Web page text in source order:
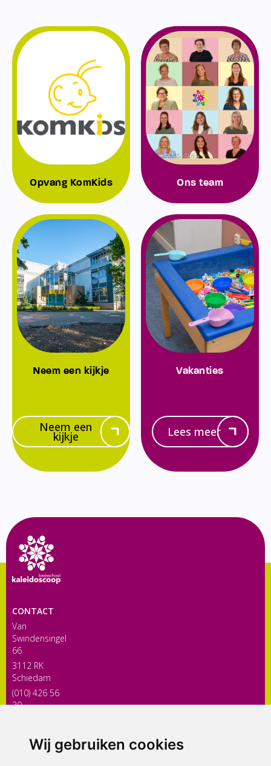
Wij gebruiken cookies
Opvang KomKids Ons team
Neem een kijkje
Neem een
kijkje
Vakanties
Lees meer
CONTACT
Van
Swindensingel
66
3112 RK
Schiedam
(010) 426 56
30
ONDERDEEL VAN